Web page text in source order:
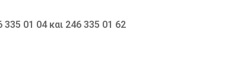
335 01 04 και 246 335 01 62